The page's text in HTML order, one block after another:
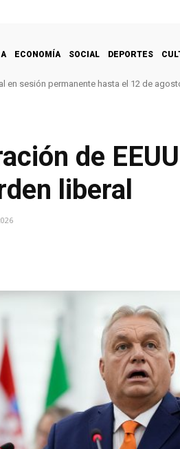
ECONOMÍA SOCIAL DEPORTES
en sesión permanente hasta el 12 de
de
liberal